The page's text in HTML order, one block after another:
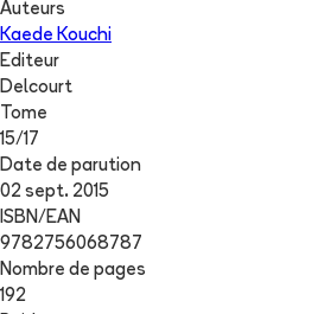
Auteurs
Kaede Kouchi
Editeur
Delcourt
Tome
15/17
Date de parution
02 sept. 2015
ISBN/EAN
9782756068787
Nombre de pages
192